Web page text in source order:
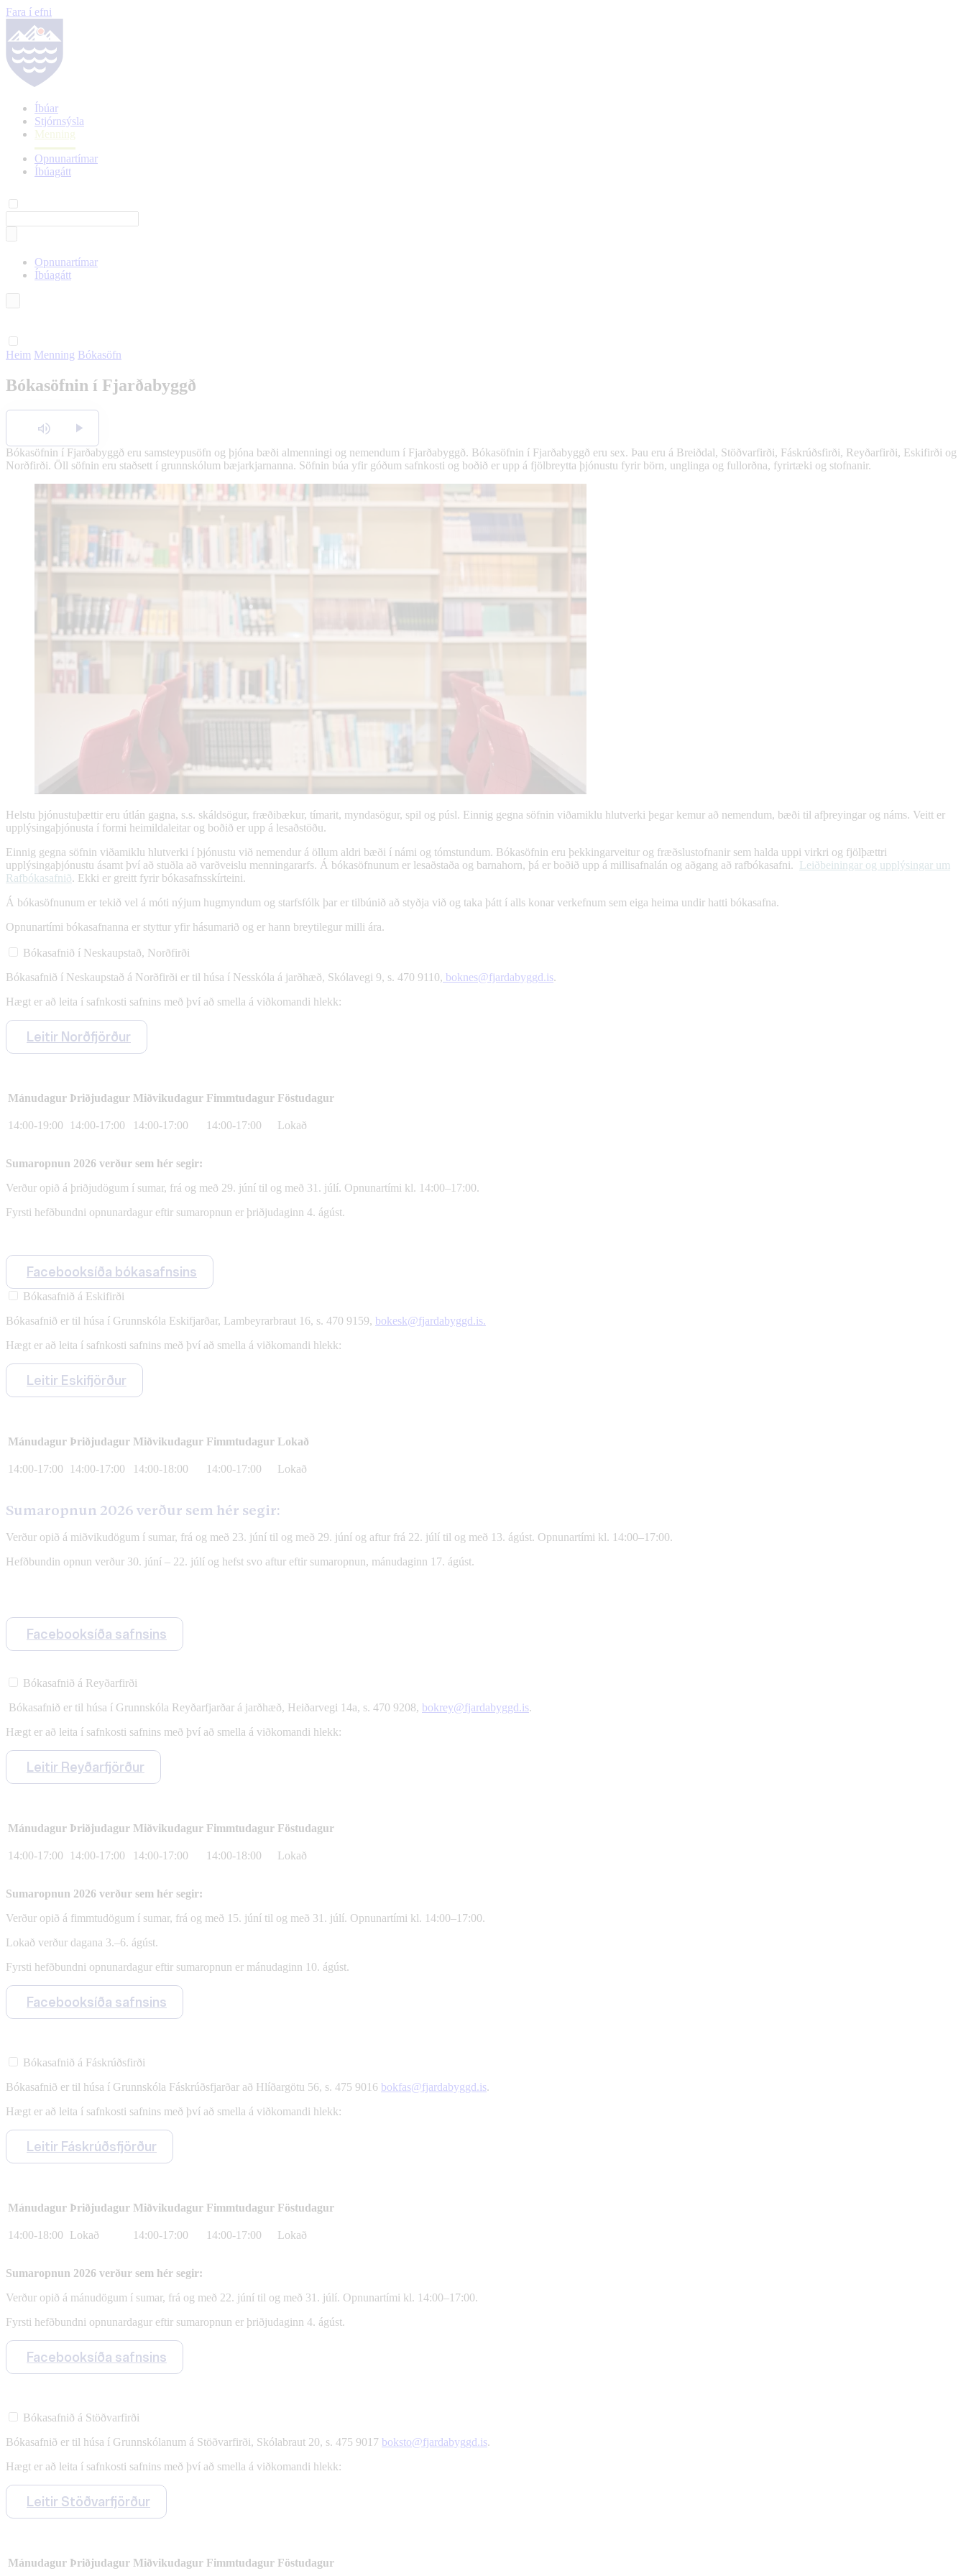
Fara í efni
Íbúar
Stjórnsýsla
Menning
Opnunartímar
Íbúagátt
Opnunartímar
Íbúagátt
Heim Menning Bókasöfn
Bókasöfnin í Fjarðabyggð
Hlusta
Bókasöfnin í Fjarðabyggð eru samsteypusöfn og þjóna bæði almenningi og nemendum í Fjarðabyggð. Bókasöfnin í Fjarðabyggð eru sex. Þau eru á Breiðdal, Stöðvarfirði, Fáskrúðsfirði, Reyðarfirði, Eskifirði og
Norðfirði. Öll söfnin eru staðsett í grunnskólum bæjarkjarnanna. Söfnin búa yfir góðum safnkosti og boðið er upp á fjölbreytta þjónustu fyrir börn, unglinga og fullorðna, fyrirtæki og stofnanir.
Helstu þjónustuþættir eru útlán gagna, s.s. skáldsögur, fræðibækur, tímarit, myndasögur, spil og púsl. Einnig gegna söfnin viðamiklu hlutverki þegar kemur að nemendum, bæði til afþreyingar og náms. Veitt er
upplýsingaþjónusta í formi heimildaleitar og boðið er upp á lesaðstöðu.
Einnig gegna söfnin viðamiklu hlutverki í þjónustu við nemendur á öllum aldri bæði í námi og tómstundum. Bókasöfnin eru þekkingarveitur og fræðslustofnanir sem halda uppi virkri og fjölþættri
upplýsingaþjónustu ásamt því að stuðla að varðveislu menningararfs. Á bókasöfnunum er lesaðstaða og barnahorn, þá er boðið upp á millisafnalán og aðgang að rafbókasafni. Leiðbeiningar og upplýsingar um
Rafbókasafnið. Ekki er greitt fyrir bókasafnsskírteini.
Á bókasöfnunum er tekið vel á móti nýjum hugmyndum og starfsfólk þar er tilbúnið að styðja við og taka þátt í alls konar verkefnum sem eiga heima undir hatti bókasafna.
Opnunartími bókasafnanna er styttur yfir hásumarið og er hann breytilegur milli ára.
Bókasafnið í Neskaupstað, Norðfirði
Bókasafnið í Neskaupstað á Norðfirði er til húsa í Nesskóla á jarðhæð, Skólavegi 9, s. 470 9110, boknes@fjardabyggd.is.
Hægt er að leita í safnkosti safnins með því að smella á viðkomandi hlekk:
Leitir Norðfjörður
Mánudagur Þriðjudagur Miðvikudagur Fimmtudagur Föstudagur
14:00-19:00 14:00-17:00 14:00-17:00 14:00-17:00 Lokað
Sumaropnun 2026 verður sem hér segir:
Verður opið á þriðjudögum í sumar, frá og með 29. júní til og með 31. júlí. Opnunartími kl. 14:00–17:00.
Fyrsti hefðbundni opnunardagur eftir sumaropnun er þriðjudaginn 4. ágúst.
Facebooksíða bókasafnsins
Bókasafnið á Eskifirði
Bókasafnið er til húsa í Grunnskóla Eskifjarðar, Lambeyrarbraut 16, s. 470 9159, bokesk@fjardabyggd.is.
Hægt er að leita í safnkosti safnins með því að smella á viðkomandi hlekk:
Leitir Eskifjörður
Mánudagur Þriðjudagur Miðvikudagur Fimmtudagur Lokað
14:00-17:00 14:00-17:00 14:00-18:00 14:00-17:00 Lokað
Sumaropnun 2026 verður sem hér segir:
Verður opið á miðvikudögum í sumar, frá og með 23. júní til og með 29. júní og aftur frá 22. júlí til og með 13. ágúst. Opnunartími kl. 14:00–17:00.
Hefðbundin opnun verður 30. júní – 22. júlí og hefst svo aftur eftir sumaropnun, mánudaginn 17. ágúst.
Facebooksíða safnsins
Bókasafnið á Reyðarfirði
Bókasafnið er til húsa í Grunnskóla Reyðarfjarðar á jarðhæð, Heiðarvegi 14a, s. 470 9208, bokrey@fjardabyggd.is.
Hægt er að leita í safnkosti safnins með því að smella á viðkomandi hlekk:
Leitir Reyðarfjörður
Mánudagur Þriðjudagur Miðvikudagur Fimmtudagur Föstudagur
14:00-17:00 14:00-17:00 14:00-17:00 14:00-18:00 Lokað
Sumaropnun 2026 verður sem hér segir:
Verður opið á fimmtudögum í sumar, frá og með 15. júní til og með 31. júlí. Opnunartími kl. 14:00–17:00.
Lokað verður dagana 3.–6. ágúst.
Fyrsti hefðbundni opnunardagur eftir sumaropnun er mánudaginn 10. ágúst.
Facebooksíða safnsins
Bókasafnið á Fáskrúðsfirði
Bókasafnið er til húsa í Grunnskóla Fáskrúðsfjarðar að Hlíðargötu 56, s. 475 9016 bokfas@fjardabyggd.is.
Hægt er að leita í safnkosti safnins með því að smella á viðkomandi hlekk:
Leitir Fáskrúðsfjörður
Mánudagur Þriðjudagur Miðvikudagur Fimmtudagur Föstudagur
14:00-18:00 Lokað 14:00-17:00 14:00-17:00 Lokað
Sumaropnun 2026 verður sem hér segir:
Verður opið á mánudögum í sumar, frá og með 22. júní til og með 31. júlí. Opnunartími kl. 14:00–17:00.
Fyrsti hefðbundni opnunardagur eftir sumaropnun er þriðjudaginn 4. ágúst.
Facebooksíða safnsins
Bókasafnið á Stöðvarfirði
Bókasafnið er til húsa í Grunnskólanum á Stöðvarfirði, Skólabraut 20, s. 475 9017 boksto@fjardabyggd.is.
Hægt er að leita í safnkosti safnins með því að smella á viðkomandi hlekk:
Leitir Stöðvarfjörður
Mánudagur Þriðjudagur Miðvikudagur Fimmtudagur Föstudagur